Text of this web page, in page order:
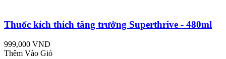
Thuốc kích thích tăng trưởng Superthrive - 480ml
999,000 VND
Thêm Vào Giỏ